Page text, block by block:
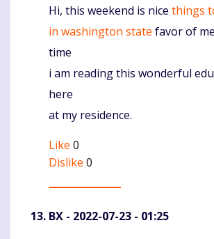
Komentaras
Hi, this weekend is nice things
in washington state favor of
time
i am reading this wonderful
here
at my residence.
Like 0
Dislike 0
BX - 2022-07-23 - 01:25